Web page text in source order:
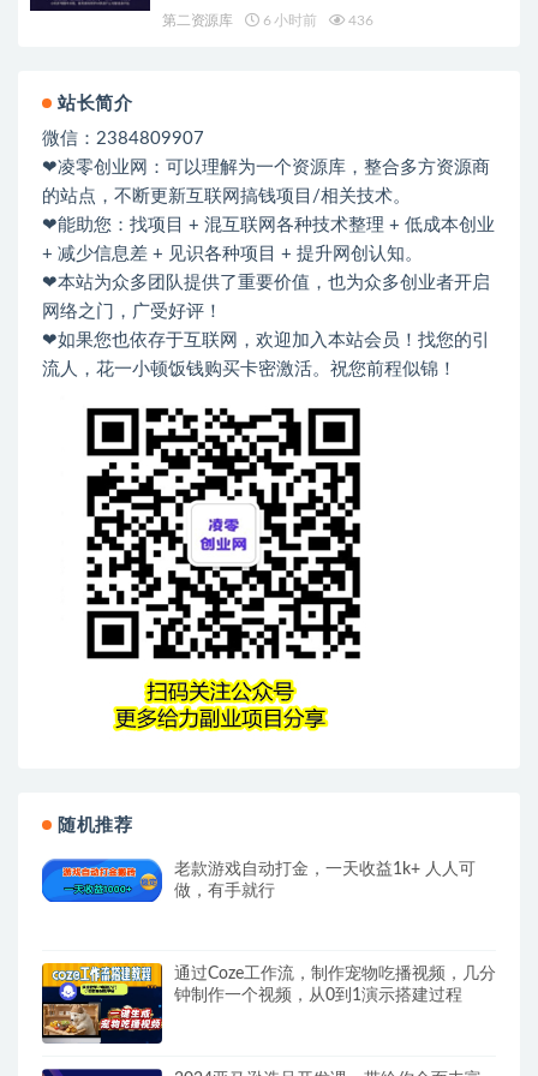
第二资源库 6 小时前 436
站长简介
微信：2384809907
❤凌零创业网：可以理解为一个资源库，整合多方资源商
的站点，不断更新互联网搞钱项目/相关技术。
❤能助您：找项目 + 混互联网各种技术整理 + 低成本创业
+ 减少信息差 + 见识各种项目 + 提升网创认知。
❤本站为众多团队提供了重要价值，也为众多创业者开启
网络之门，广受好评！
❤如果您也依存于互联网，欢迎加入本站会员！找您的引
流人，花一小顿饭钱购买卡密激活。祝您前程似锦！
随机推荐
老款游戏自动打金，一天收益1k+ 人人可
做，有手就行
通过Coze工作流，制作宠物吃播视频，几分
钟制作一个视频，从0到1演示搭建过程